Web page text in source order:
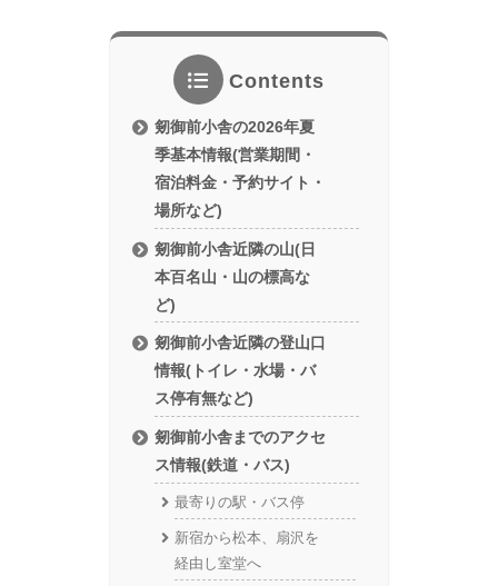
Contents
剱御前小舎の2026年夏
季基本情報(営業期間・
宿泊料金・予約サイト・
場所など)
剱御前小舎近隣の山(日
本百名山・山の標高な
ど)
剱御前小舎近隣の登山口
情報(トイレ・水場・バ
ス停有無など)
剱御前小舎までのアクセ
ス情報(鉄道・バス)
最寄りの駅・バス停
新宿から松本、扇沢を
経由し室堂へ